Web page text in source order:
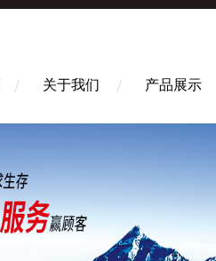
关于我们 产品展示